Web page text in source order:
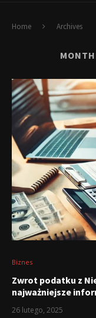
Home Archives
Biznes
Zwrot podatku z
najważniejsze
26 lutego, 2025